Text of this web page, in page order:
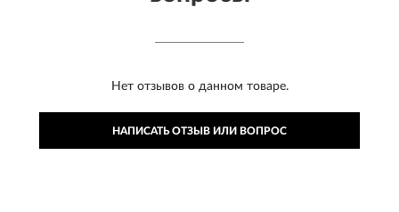
Нет отзывов о данном товаре.
НАПИСАТЬ ОТЗЫВ ИЛИ ВОПРОС